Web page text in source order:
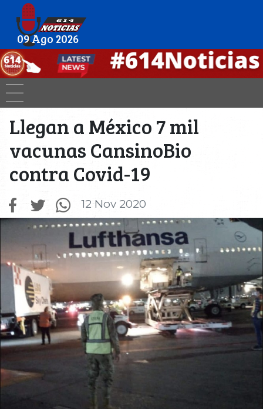
09 Ago 2026
Llegan a México 7 mil
vacunas CansinoBio
contra Covid-19
12 Nov 2020